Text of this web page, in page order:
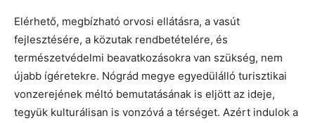
Elérhető, megbízható orvosi ellátásra, a vasút
fejlesztésére, a közutak rendbetételére, és
természetvédelmi beavatkozásokra van szükség, nem
újabb ígéretekre. Nógrád megye egyedülálló turisztikai
vonzerejének méltó bemutatásának is eljött az ideje,
tegyük kulturálisan is vonzóvá a térséget. Azért indulok a